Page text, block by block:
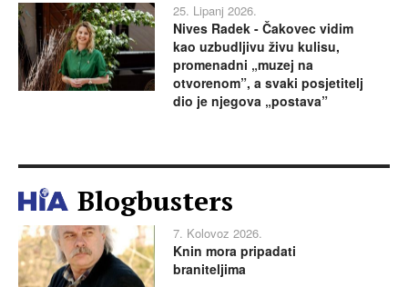
25. Lipanj 2026.
Nives Radek - Čakovec vidim
kao uzbudljivu živu kulisu,
promenadni „muzej na
otvorenom”, a svaki posjetitelj
dio je njegova „postava”
Blogbusters
7. Kolovoz 2026.
Knin mora pripadati
braniteljima